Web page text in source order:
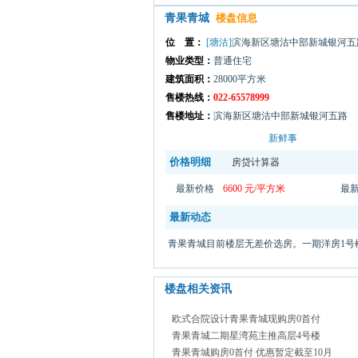
青果青城 楼盘信息
位 置： [塘沽]滨海新区塘沽中部新城银河
物业类型： 普通住宅
建筑面积： 28000平方米
售楼热线： 022-65578999
售楼地址： 滨海新区塘沽中部新城银河五路
新鲜事
价格明细 房贷计算器
最新价格 6600 元/平方米 最
最新动态
青果青城目前楼层无差价选房。一期洋房1号
楼盘相关资讯
欧式合院设计青果青城现购房0首付
青果青城二期星湾苑主推高层4号楼
青果青城购房0首付 优惠暂定截至10月